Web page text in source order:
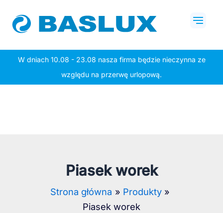
treści
W dniach 10.08 - 23.08 nasza firma będzie nieczynna ze
względu na przerwę urlopową.
Piasek worek
Strona główna
Produkty
Piasek worek